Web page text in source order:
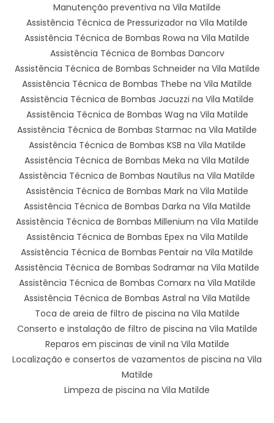
Manutenção preventiva na Vila Matilde
Assistência Técnica de Pressurizador na Vila Matilde
Assistência Técnica de Bombas Rowa na Vila Matilde
Assistência Técnica de Bombas Dancorv
Assistência Técnica de Bombas Schneider na Vila Matilde
Assistência Técnica de Bombas Thebe na Vila Matilde
Assistência Técnica de Bombas Jacuzzi na Vila Matilde
Assistência Técnica de Bombas Wag na Vila Matilde
Assistência Técnica de Bombas Starmac na Vila Matilde
Assistência Técnica de Bombas KSB na Vila Matilde
Assistência Técnica de Bombas Meka na Vila Matilde
Assistência Técnica de Bombas Nautilus na Vila Matilde
Assistência Técnica de Bombas Mark na Vila Matilde
Assistência Técnica de Bombas Darka na Vila Matilde
Assistência Técnica de Bombas Millenium na Vila Matilde
Assistência Técnica de Bombas Epex na Vila Matilde
Assistência Técnica de Bombas Pentair na Vila Matilde
Assistência Técnica de Bombas Sodramar na Vila Matilde
Assistência Técnica de Bombas Comarx na Vila Matilde
Assistência Técnica de Bombas Astral na Vila Matilde
Toca de areia de filtro de piscina na Vila Matilde
Conserto e instalação de filtro de piscina na Vila Matilde
Reparos em piscinas de vinil na Vila Matilde
Localização e consertos de vazamentos de piscina na Vila
Matilde
Limpeza de piscina na Vila Matilde